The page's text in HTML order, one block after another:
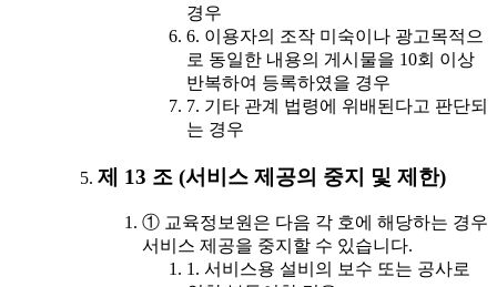
경우
6. 이용자의 조작 미숙이나 광고목적으
로 동일한 내용의 게시물을 10회 이상
반복하여 등록하였을 경우
7. 기타 관계 법령에 위배된다고 판단되
는 경우
제 13 조 (서비스 제공의 중지 및 제한)
① 교육정보원은 다음 각 호에 해당하는 경우
서비스 제공을 중지할 수 있습니다.
1. 서비스용 설비의 보수 또는 공사로